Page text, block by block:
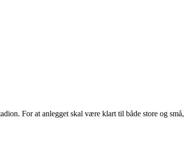
For at anlegget skal være klart til både store og små,